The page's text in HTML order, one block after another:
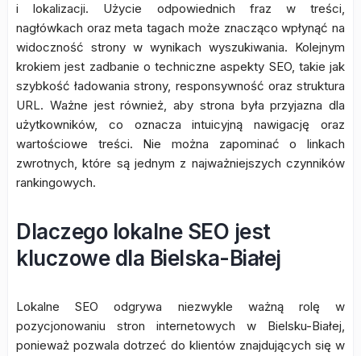
i lokalizacji. Użycie odpowiednich fraz w treści,
nagłówkach oraz meta tagach może znacząco wpłynąć na
widoczność strony w wynikach wyszukiwania. Kolejnym
krokiem jest zadbanie o techniczne aspekty SEO, takie jak
szybkość ładowania strony, responsywność oraz struktura
URL. Ważne jest również, aby strona była przyjazna dla
użytkowników, co oznacza intuicyjną nawigację oraz
wartościowe treści. Nie można zapominać o linkach
zwrotnych, które są jednym z najważniejszych czynników
rankingowych.
Dlaczego lokalne SEO jest
kluczowe dla Bielska-Białej
Lokalne SEO odgrywa niezwykle ważną rolę w
pozycjonowaniu stron internetowych w Bielsku-Białej,
ponieważ pozwala dotrzeć do klientów znajdujących się w